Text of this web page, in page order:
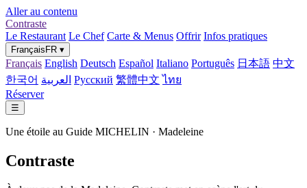
Aller au contenu
Contraste
Le Restaurant Le Chef Carte & Menus Offrir Infos pratiques
Français FR ▾
Français English Deutsch Español Italiano Português 日本語 中文
한국어 العربية Русский 繁體中文 ไทย
Réserver
☰
Une étoile au Guide MICHELIN · Madeleine
Contraste